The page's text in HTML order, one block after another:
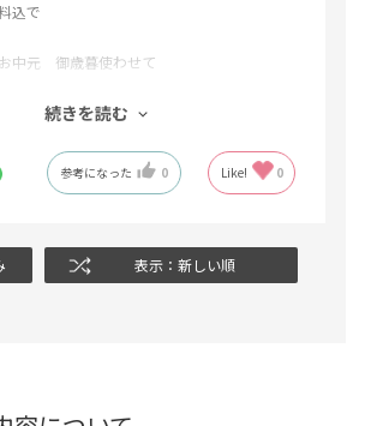
込で
中元 御歳暮使わせて
感じる物を増やしてほしいです
続きを読む
参考になった 0 Like! 0
表示：新しい順